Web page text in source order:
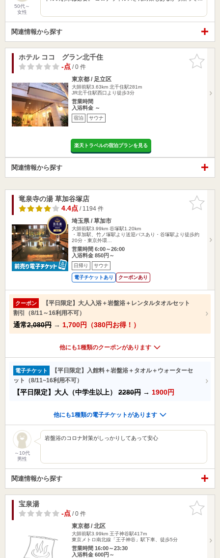
50代～
女性
関連情報から探す
お気に入
りに追加
ホテル ココ グラン北千住
-点/ 0 件
東京都 / 足立区
大師前駅3.63km 北千住駅281m
JR北千住駅西口より徒歩3分
営業時間
入浴料金 ～
宿泊 サウナ
楽天トラベルの宿泊プランを見る
関連情報から探す
お気に入
りに追加
竜泉寺の湯 草加谷塚店
4.4点/ 1194 件
埼玉県 / 草加市
大師前駅3.99km 谷塚駅1.20km
・草加駅、竹ノ塚駅より送迎バスあり・谷塚駅より徒歩約
20分・東京外環…
営業時間 6:00～26:00
入浴料金 850円～
日帰り サウナ
電子チケットあり クーポンあり
クーポン
【平日限定】大人入浴＋岩盤浴＋レンタルタオルセット
割引（8/11～16利用不可）
通常2,080円 → 1,700円（380円お得！）
他にも1種類のクーポンがあります
電子チケット
【平日限定】入館料＋岩盤浴＋タオル＋ウォーターセ
ット（8/11~16利用不可）
【平日限定】大人（中学生以上） 2280円 → 1900円
他にも1種類の電子チケットがあります
～10代
男性
岩盤浴のコロナ対策がしっかりしてあって安心
関連情報から探す
お気に入
りに追加
宝泉湯
-点/ 0 件
東京都 / 北区
大師前駅3.99km 王子神谷駅417m
東京メトロ南北線「王子神谷」駅下車、徒歩5分
営業時間 16:00～23:30
入浴料金 600円～